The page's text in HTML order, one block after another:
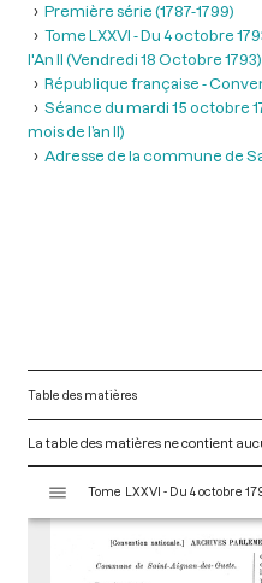
Première série (1787-1799)
Tome LXXVI - Du 4 octobre
l'An II (Vendredi 18 Octobre 1793)
République française -
Séance du mardi 15 octobre
mois de l’an II)
Adresse de la commune de
Table des matières
La table des matières ne contient
s